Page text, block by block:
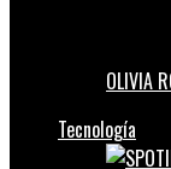
OLIVIA
Tecnología